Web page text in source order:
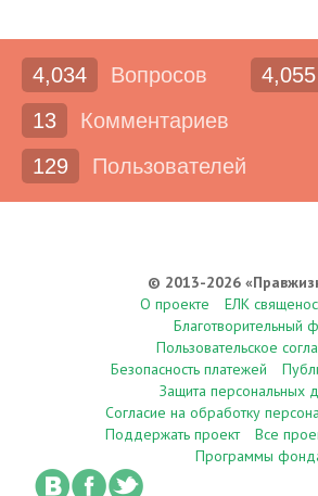
4,034 Вопросов 4,055
13
Комментариев
129
Пользователей
© 2013-2026
О проекте
ЕЛК
Благотворительный
Пользовательское
Безопасность платежей
Защита персональных
Согласие на обработку
Поддержать проект
Все
Программы